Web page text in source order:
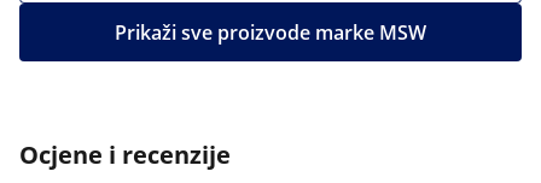
Prikaži sve proizvode marke MSW
Ocjene i recenzije